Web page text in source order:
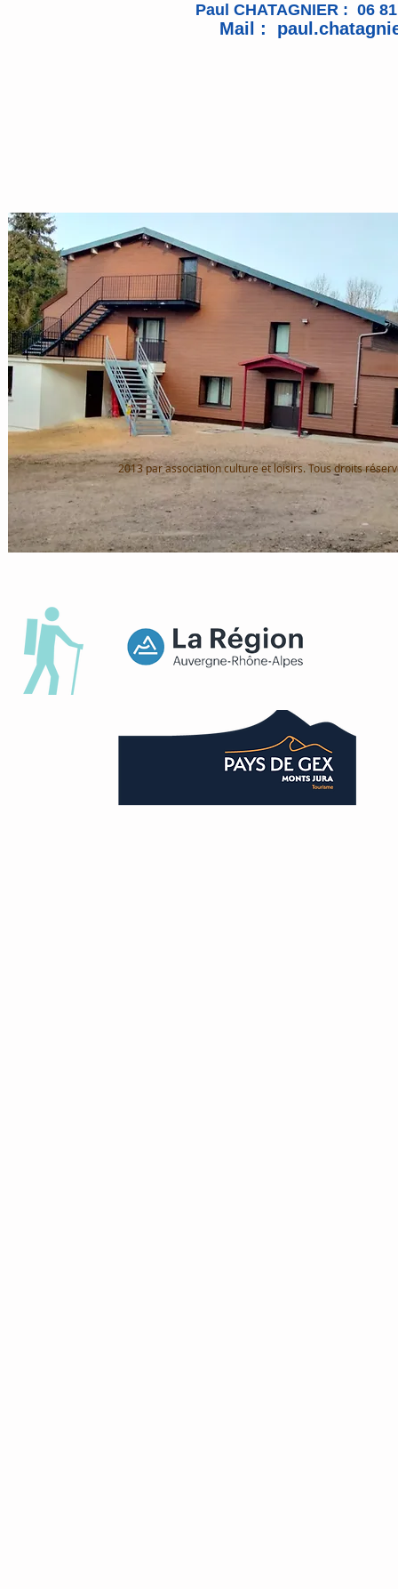
Paul CHATAGNIER : 06 81
Mail :
Webmaster Login
2013 par association culture et loisirs. Tous droits